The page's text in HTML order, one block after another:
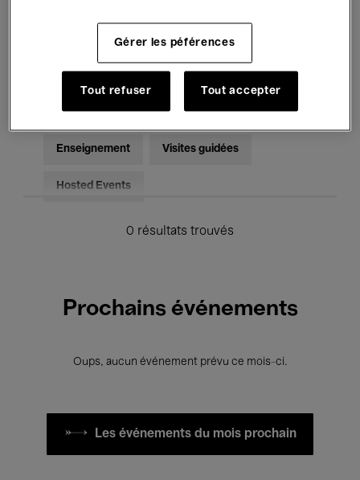
Musique électronique
Pour tous Kids’ Palace
Enseignement Visites guidées
Hosted Events
0 résultats trouvés
Prochains événements
Oups, aucun événement prévu ce mois-ci.
Les événements du mois prochain
Gérer les péférences
Tout refuser Tout accepter